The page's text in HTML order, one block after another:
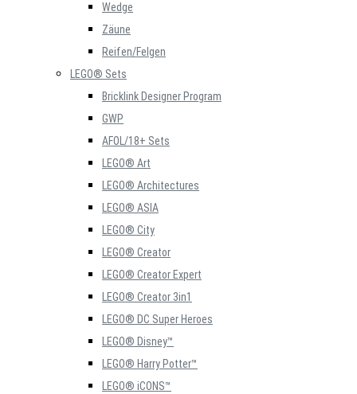
Wedge
Zäune
Reifen/Felgen
LEGO® Sets
Bricklink Designer Program
GWP
AFOL/18+ Sets
LEGO® Art
LEGO® Architectures
LEGO® ASIA
LEGO® City
LEGO® Creator
LEGO® Creator Expert
LEGO® Creator 3in1
LEGO® DC Super Heroes
LEGO® Disney™
LEGO® Harry Potter™
LEGO® iCONS™